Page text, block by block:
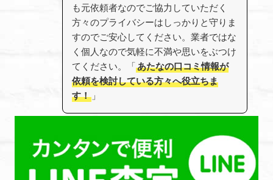
も元依頼者なのでご協力していただく
方々のプライバシーはしっかりと守りま
すのでご安心してください。業者ではな
く個人なので気軽に不満や思いをぶつけ
てください。「あたなの口コミ情報が
依頼を検討している方々へ役立ちま
す！ 」